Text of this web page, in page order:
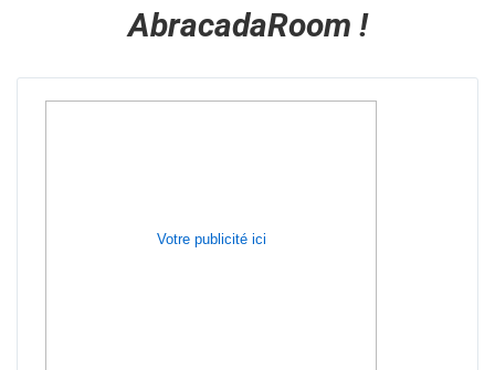
AbracadaRoom !
Votre publicité ici